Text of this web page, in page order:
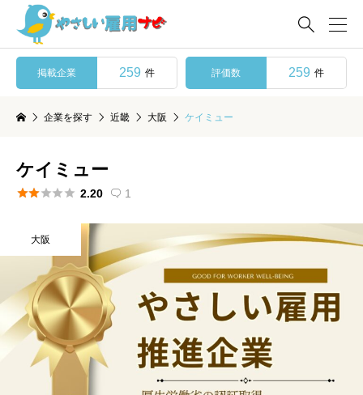

掲載企業 259 件 評価数 259 件
企業を探す 近畿 大阪 ケイミュー
ケイミュー
 2.20  1
大阪